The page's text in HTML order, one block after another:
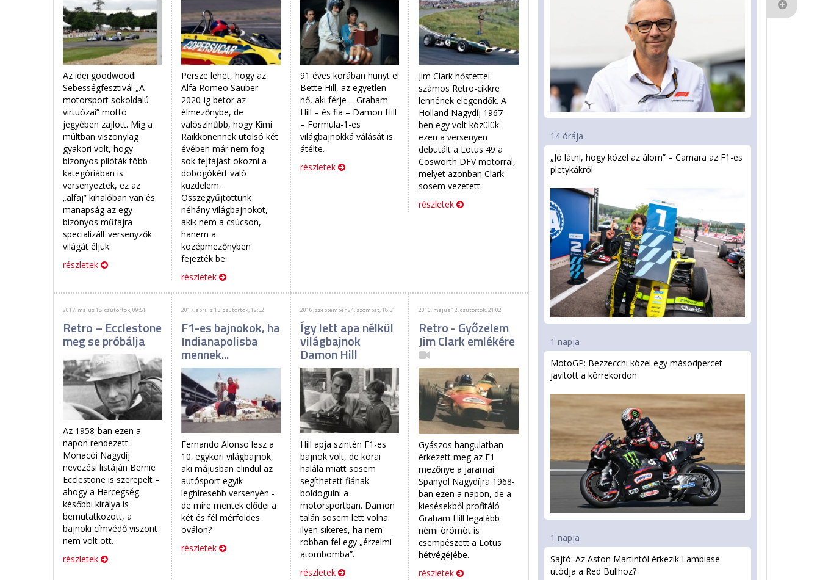
Az idei goodwoodi
Sebességfesztivál „A
motorsport sokoldalú
virtuózai” mottó
jegyében zajlott. Míg a
múltban viszonylag
gyakori volt, hogy
bizonyos pilóták több
kategóriában is
versenyeztek, ez az
„alfaj” kihalóban van és
manapság az egy
bizonyos műfajra
specializált versenyzők
világát éljük.
részletek
Persze lehet, hogy az
Alfa Romeo Sauber
2020-ig betör az
élmezőnybe, de
valószínűbb, hogy Kimi
Raikkönennek utolsó két
évében már nem fog
sok fejfájást okozni a
dobogókért való
küzdelem.
Összegyűjtöttünk
néhány világbajnokot,
akik nem a csúcson,
hanem a
középmezőnyben
fejezték be.
részletek
91 éves korában hunyt el
Bette Hill, az egyetlen
nő, aki férje – Graham
Hill – és fia – Damon Hill
– Formula-1-es
világbajnokká válását is
átélte.
részletek
Jim Clark hőstettei
számos Retro-cikkre
lennének elegendők. A
Holland Nagydíj 1967-
ben egy volt közülük:
ezen a versenyen
debütált a Lotus 49 a
Cosworth DFV motorral,
melyet azonban Clark
sosem vezetett.
részletek
2017. május 18. csütörtök, 09:51
Retro – Ecclestone
meg se próbálja
Az 1958-ban ezen a
napon rendezett
Monacói Nagydíj
nevezési listáján Bernie
Ecclestone is szerepelt –
ahogy a Hercegség
későbbi királya is
bemutatkozott, a
bajnoki címvédő viszont
nem volt ott.
részletek
2017. április 13. csütörtök, 12:32
F1-es bajnokok, ha
Indianapolisba
mennek...
Fernando Alonso lesz a
10. egykori világbajnok,
aki májusban elindul az
autósport egyik
leghíresebb versenyén -
de mire mentek elődei a
két és fél mérföldes
oválon?
részletek
2016. szeptember 24. szombat, 18:51
Így lett apa nélkül
világbajnok
Damon Hill
Hill apja szintén F1-es
bajnok volt, de korai
halála miatt sosem
segíthetett fiának
boldogulni a
motorsportban. Damon
talán sosem lett volna
ilyen sikeres, ha nem
robban fel egy „érzelmi
atombomba”.
részletek
2016. május 12. csütörtök, 21:02
Retro - Győzelem
Jim Clark emlékére
Gyászos hangulatban
érkezett meg az F1
mezőnye a jaramai
Spanyol Nagydíjra 1968-
ban ezen a napon, de a
kiesésekből profitáló
Graham Hill legalább
némi örömöt is
csempészett a Lotus
hétvégéjébe.
részletek
14 órája
„Jó látni, hogy közel az álom” – Camara az F1-es
pletykákról
1 napja
MotoGP: Bezzecchi közel egy másodpercet
javított a körrekordon
1 napja
Sajtó: Az Aston Martintól érkezik Lambiase
utódja a Red Bullhoz?